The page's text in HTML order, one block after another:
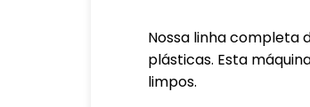
Nossa linha completa
plásticas. Esta
limpos.